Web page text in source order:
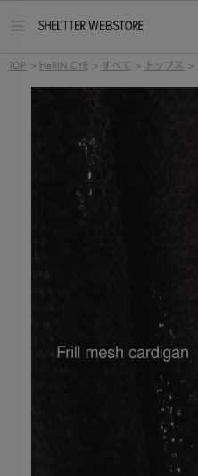
ー
TOP > HeRIN.CYE > すべて > トップス >